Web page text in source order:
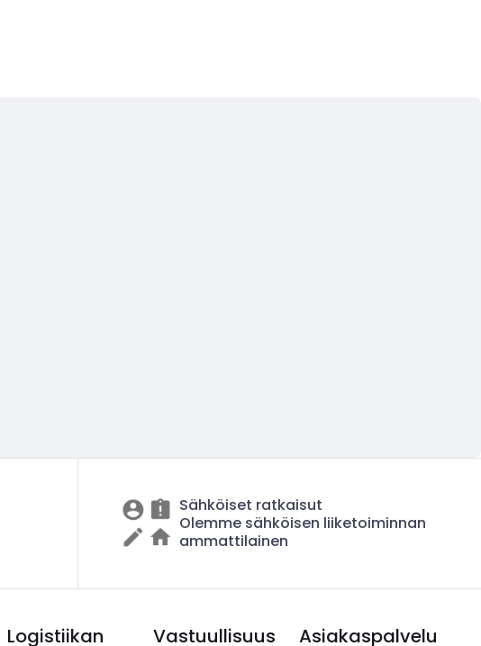
Sähköiset ratkaisut
Olemme sähköisen liiketoiminnan
ammattilainen
Logistiikan
Vastuullisuus Asiakaspalvelu